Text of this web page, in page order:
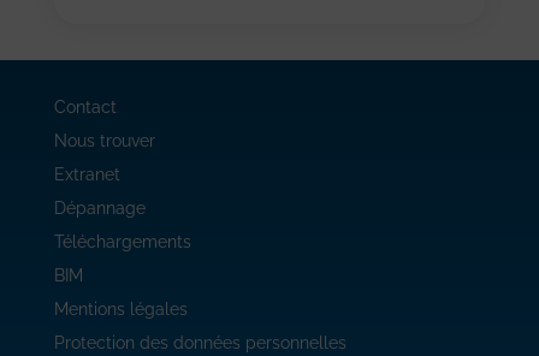
Contact
Nous trouver
Extranet
Dépannage
Téléchargements
BIM
Mentions légales
Protection des données personnelles